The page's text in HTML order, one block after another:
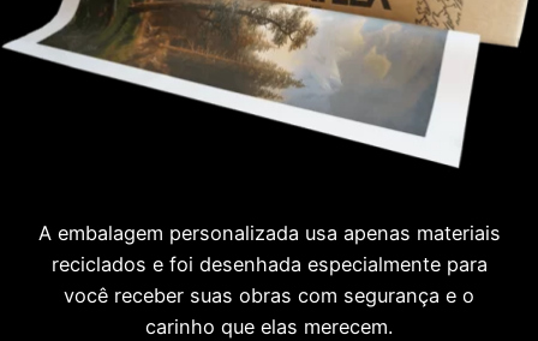
A embalagem personalizada usa apenas materiais
reciclados e foi desenhada especialmente para
você receber suas obras com segurança e o
carinho que elas merecem.